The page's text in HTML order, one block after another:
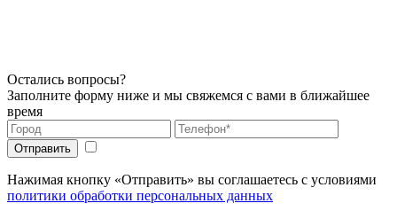
Остались вопросы?
Заполните форму ниже и мы свяжемся с вами в ближайшее
время
Нажимая кнопку «Отправить» вы соглашаетесь с условиями
политики обработки персональных данных